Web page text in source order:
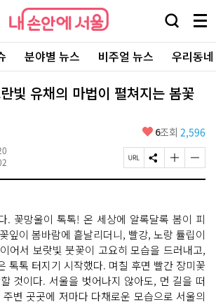
내
손
에
울
검
창
열
기
메
뉴
전
체
보
분야별 뉴스 비주얼 뉴스 우리동
빛 유채의 마법이 펼쳐지는 봄꽃
좋
요
6조회 2,596
페
이
L
복
사
S
N
하
기
글
자
크
게
변
경
하
기
글
자
작
게
변
경
하
기
. 꽃망울이 톡톡! 온 세상에 알록달록 봄이 피
잎이 봄바람에 흩날리더니, 빨강, 노랑 튤립이
어서 보랏빛 붓꽃이 고요히 모습을 드러내고,
톡톡 터지기 시작했다. 며칠 후면 빨간 장미꽃
것이다. 서울을 벗어나지 않아도, 먼 길을 떠
변 곳곳에 저마다 다채로운 모습으로 서울의